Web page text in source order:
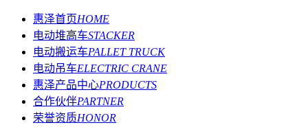
惠泽首页HOME
电动堆高车STACKER
电动搬运车PALLET TRUCK
电动吊车ELECTRIC CRANE
惠泽产品中心PRODUCTS
合作伙伴PARTNER
荣誉资质HONOR